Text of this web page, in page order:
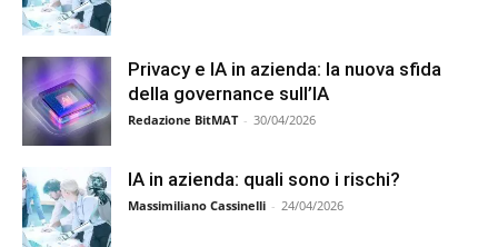
Privacy e IA in azienda: la nuova sfida
della governance sull’IA
Redazione BitMAT - 30/04/2026
IA in azienda: quali sono i rischi?
Massimiliano Cassinelli - 24/04/2026